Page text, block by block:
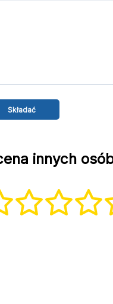
innych